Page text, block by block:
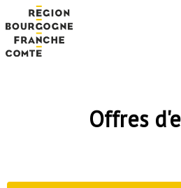
Offres